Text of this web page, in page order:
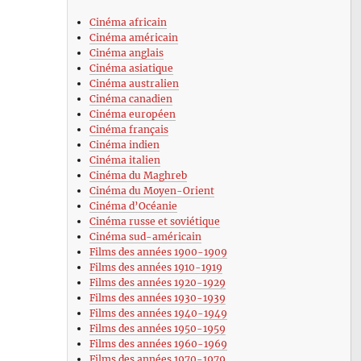
Cinéma africain
Cinéma américain
Cinéma anglais
Cinéma asiatique
Cinéma australien
Cinéma canadien
Cinéma européen
Cinéma français
Cinéma indien
Cinéma italien
Cinéma du Maghreb
Cinéma du Moyen-Orient
Cinéma d’Océanie
Cinéma russe et soviétique
Cinéma sud-américain
Films des années 1900-1909
Films des années 1910-1919
Films des années 1920-1929
Films des années 1930-1939
Films des années 1940-1949
Films des années 1950-1959
Films des années 1960-1969